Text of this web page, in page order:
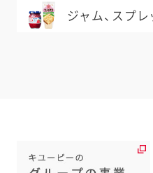
ジャム、スプ